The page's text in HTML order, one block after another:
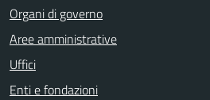
Organi di governo
Aree amministrative
Uffici
Enti e fondazioni